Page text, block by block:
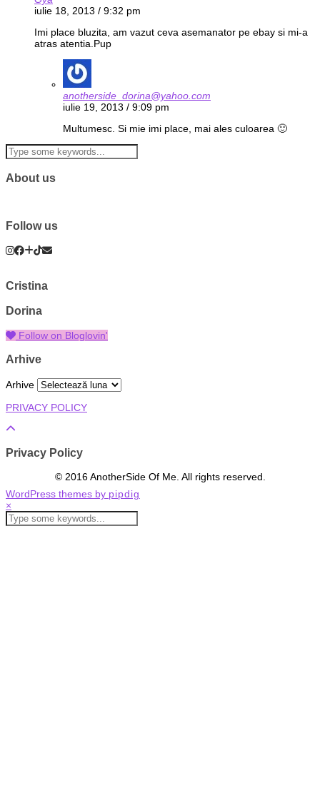
iulie 18, 2013 / 9:32 pm
Imi place bluzita, am vazut ceva asemanator pe ebay si mi-a
atras atentia.Pup
anotherside_dorina@yahoo.com
iulie 19, 2013 / 9:09 pm
Multumesc. Si mie imi place, mai ales culoarea 🙂
About us
Follow us
Cristina
Dorina
Follow on Bloglovin'
Arhive
Arhive
PRIVACY POLICY
Privacy Policy
© 2016 AnotherSide Of Me. All rights reserved.
WordPress themes by pipdig
×